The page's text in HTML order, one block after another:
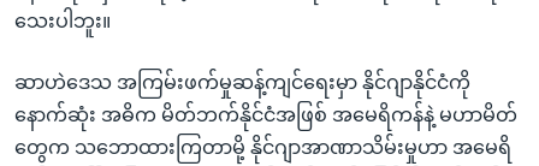
သေးပါဘူး။
ဆာဟဲဒေသ အကြမ်းဖက်မှုဆန့်ကျင်ရေးမှာ နိုင်ဂျာနိုင်ငံကို
နောက်ဆုံး အဓိက မိတ်ဘက်နိုင်ငံအဖြစ် အမေရိကန်နဲ့ မဟာမိတ်
တွေက သဘောထားကြတာမို့ နိုင်ဂျာအာဏာသိမ်းမှုဟာ အမေရိ